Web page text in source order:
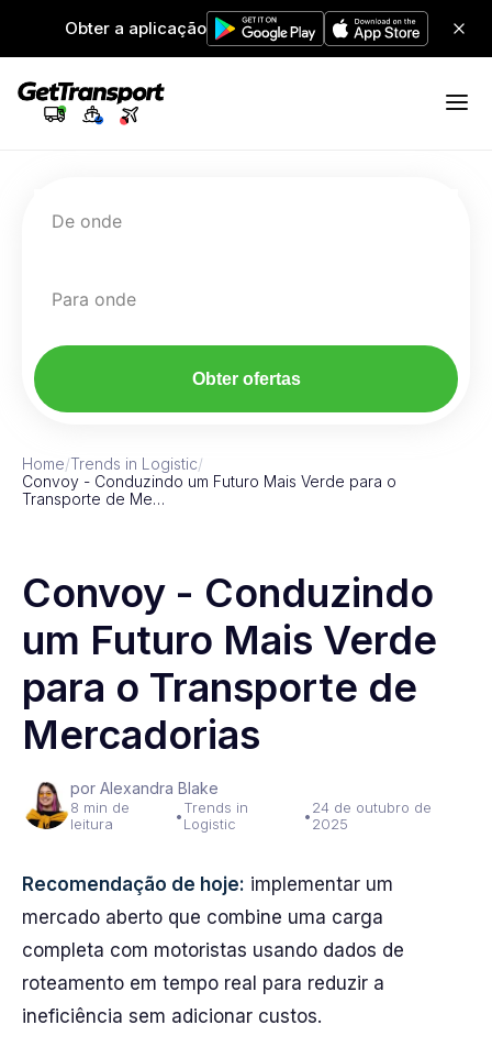
Obter a aplicação
De onde
Para onde
Obter ofertas
Home/Trends in Logistic/
Convoy - Conduzindo um Futuro Mais Verde para o
Transporte de Me…
Convoy - Conduzindo
um Futuro Mais Verde
para o Transporte de
Mercadorias
por Alexandra Blake
8 min de
leitura
•Trends in
Logistic
•24 de outubro de
2025
Recomendação de hoje: implementar um
mercado aberto que combine uma carga
completa com motoristas usando dados de
roteamento em tempo real para reduzir a
ineficiência sem adicionar custos.